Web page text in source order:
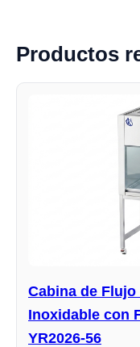
Productos
Cabina de
Inoxidable con
YR2026-56